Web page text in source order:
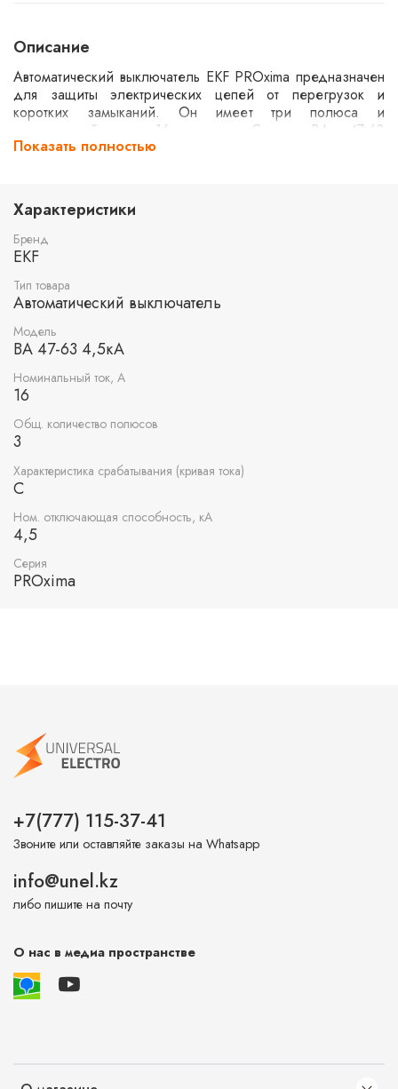
Описание
Автоматический выключатель EKF PROxima предназначен
для защиты электрических цепей от перегрузок и
коротких замыканий. Он имеет три полюса и
номинальный ток 16 ампер. Серия ВА 47-63
обеспечивает надежную работу в бытовых и
системах среднего уровня сложности.
Показать полностью
Характеристики
Бренд
EKF
Тип товара
Автоматический выключатель
Модель
ВА 47-63 4,5кА
Номинальный ток, А
16
Общ. количество полюсов
3
Характеристика срабатывания (кривая тока)
C
Ном. отключающая способность, кА
4,5
Серия
PROxima
+7(777) 115-37-41
Звоните или оставляйте заказы на Whatsapp
info@unel.kz
либо пишите на почту
О нас в медиа пространстве